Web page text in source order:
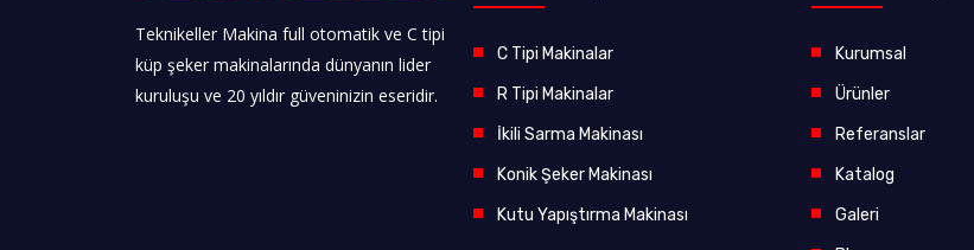
Teknikeller Makina full otomatik ve C tipi
küp şeker makinalarında dünyanın lider
kuruluşu ve 20 yıldır güveninizin eseridir.
C Tipi Makinalar
R Tipi Makinalar
İkili Sarma Makinası
Konik Şeker Makinası
Kutu Yapıştırma Makinası
Kurumsal
Ürünler
Referanslar
Katalog
Galeri